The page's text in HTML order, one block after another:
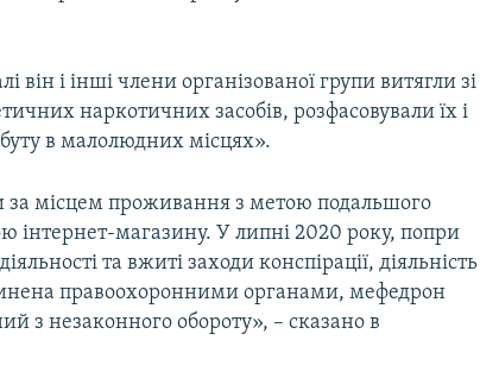
він і інші члени організованої групи витягли зі
наркотичних засобів, розфасовували їх і
в малолюдних місцях».
за місцем проживання з метою подальшого
інтернет-магазину. У липні 2020 року, попри
та вжиті заходи конспірації, діяльність
правоохоронними органами, мефедрон
з незаконного обороту», – сказано в